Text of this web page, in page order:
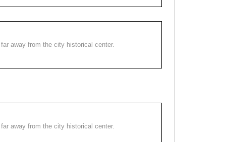
away from the city historical center.
away from the city historical center.